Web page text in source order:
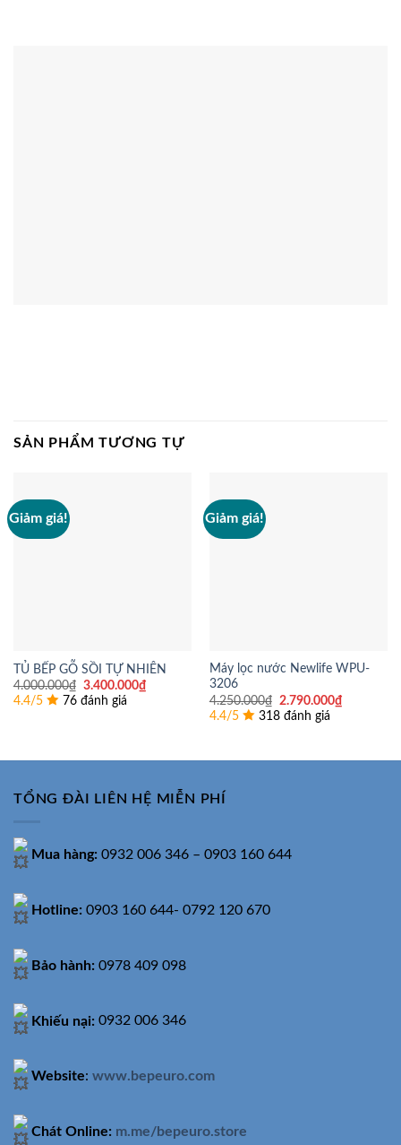
SẢN PHẨM TƯƠNG TỰ
Giảm giá!
TỦ BẾP GỖ SỒI TỰ NHIÊN
4.000.000₫ Giá
gốc
là:
3.400.000₫Giá
4.4/5 76 đánh giá
Giảm giá!
Máy lọc nước Newlife WPU-
3206
4.250.000₫ Giá
gốc
là:
2.790.000₫Giá
hiện
4.4/5 318 đánh giá
TỔNG ĐÀI LIÊN HỆ MIỄN PHÍ
Mua hàng: 0932 006 346 – 0903 160 644
Hotline: 0903 160 644- 0792 120 670
Bảo hành: 0978 409 098
Khiếu nại: 0932 006 346
Website: www.bepeuro.com
Chát Online: m.me/bepeuro.store